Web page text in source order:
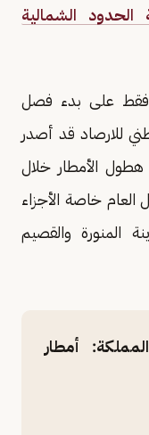
الحدود الشمالية
إلى أنه يتبقى 4 أيام فقط على بدء فصل
للارصاد قد أصدر
الأمطار خلال
خاصة الأجزاء
المنورة والقصيم
أمطار